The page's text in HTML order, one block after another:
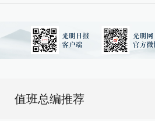
值班总编推荐